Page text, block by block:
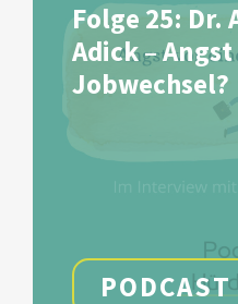
Folge 25: Dr.
Adick –
Jobwechsel?